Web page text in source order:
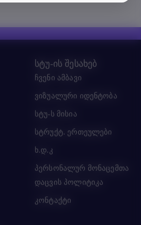
სტუ-ის შესახებ
ჩვენი ამბავი
ვიზუალური იდენტობა
სტუ-ს მისია
სტრუქტ. ერთეულები
ხ.დ.კ
პერსონალურ მონაცემთა
დაცვის პოლიტიკა
კონტაქტი